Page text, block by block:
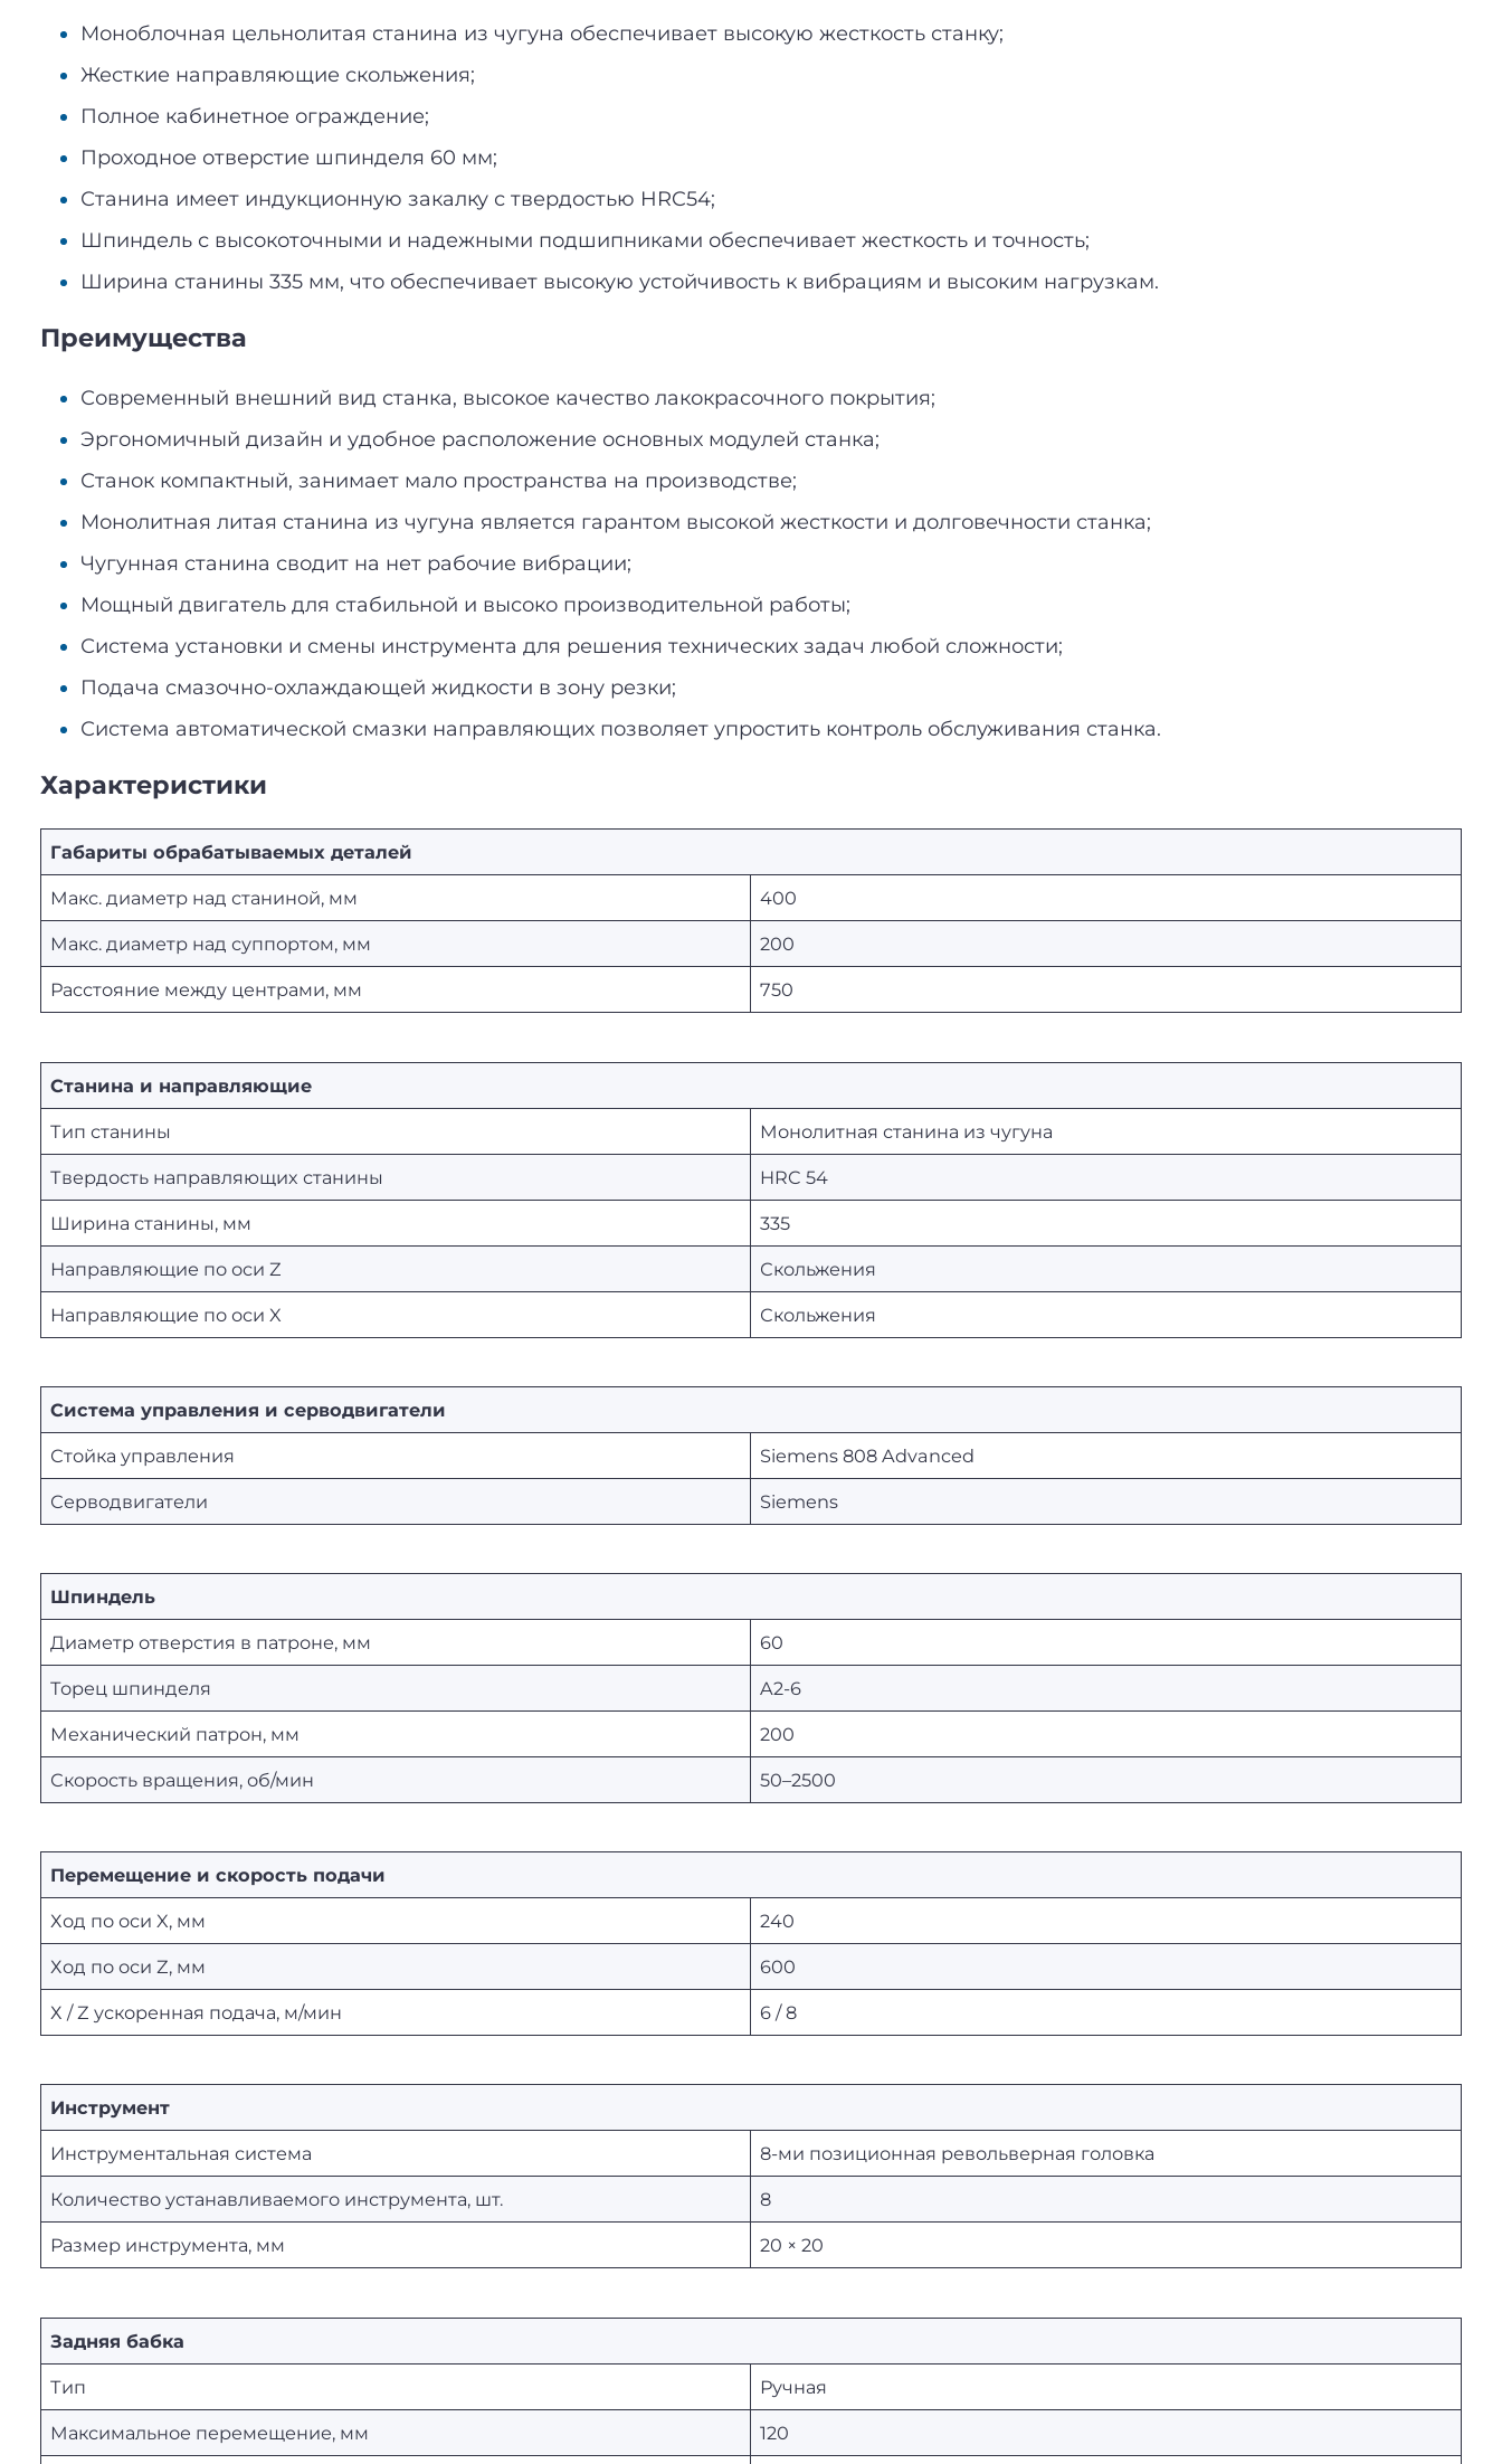
Моноблочная цельнолитая станина из чугуна обеспечивает высокую жесткость станку;
Жесткие направляющие скольжения;
Полное кабинетное ограждение;
Проходное отверстие шпинделя 60 мм;
Станина имеет индукционную закалку с твердостью HRC54;
Шпиндель с высокоточными и надежными подшипниками обеспечивает жесткость и точность;
Ширина станины 335 мм, что обеспечивает высокую устойчивость к вибрациям и высоким нагрузкам.
Преимущества
Современный внешний вид станка, высокое качество лакокрасочного покрытия;
Эргономичный дизайн и удобное расположение основных модулей станка;
Станок компактный, занимает мало пространства на производстве;
Монолитная литая станина из чугуна является гарантом высокой жесткости и долговечности станка;
Чугунная станина сводит на нет рабочие вибрации;
Мощный двигатель для стабильной и высоко производительной работы;
Система установки и смены инструмента для решения технических задач любой сложности;
Подача смазочно-охлаждающей жидкости в зону резки;
Система автоматической смазки направляющих позволяет упростить контроль обслуживания станка.
Характеристики
Габариты обрабатываемых деталей
Макс. диаметр над станиной, мм 400
Макс. диаметр над суппортом, мм 200
Расстояние между центрами, мм 750
Станина и направляющие
Тип станины Монолитная станина из чугуна
Твердость направляющих станины HRC 54
Ширина станины, мм 335
Направляющие по оси Z Скольжения
Направляющие по оси X Скольжения
Система управления и серводвигатели
Стойка управления Siemens 808 Advanced
Серводвигатели Siemens
Шпиндель
Диаметр отверстия в патроне, мм 60
Торец шпинделя A2-6
Механический патрон, мм 200
Скорость вращения, об/мин 50–2500
Перемещение и скорость подачи
Ход по оси X, мм 240
Ход по оси Z, мм 600
Х / Z ускоренная подача, м/мин 6 / 8
Инструмент
Инструментальная система 8-ми позиционная револьверная головка
Количество устанавливаемого инструмента, шт. 8
Размер инструмента, мм 20 × 20
Задняя бабка
Тип Ручная
Максимальное перемещение, мм 120